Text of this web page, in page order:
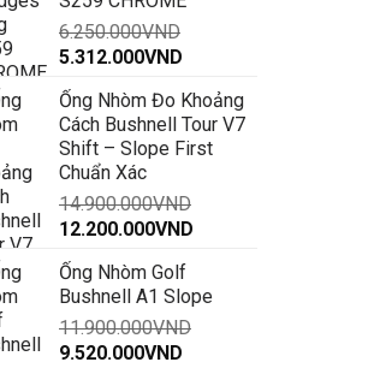
6.250.000VND
Giá
là:
6.250.000VND.
5.312.000VND
tại
là:
5.312.000VND.
Ống Nhòm Đo Khoảng
Cách Bushnell Tour V7
Shift – Slope First
Chuẩn Xác
14.900.000VND
Giá
là:
14.900.000VND.
12.200.000VND
là:
Ống Nhòm Golf
Bushnell A1 Slope
11.900.000VND
Giá
9.520.000VND